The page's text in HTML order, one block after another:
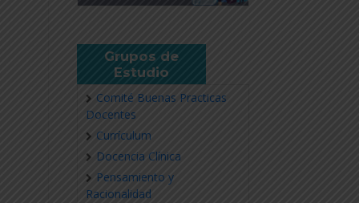
Grupos de
Estudio
Comité Buenas Practicas
Docentes
Currículum
Docencia Clínica
Pensamiento y
Racionalidad